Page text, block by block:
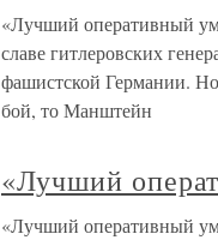
«Лучший оперативный
славе гитлеровских
фашистской Германии. Но
бой, то Манштейн
«Лучший
«Лучший оперативный